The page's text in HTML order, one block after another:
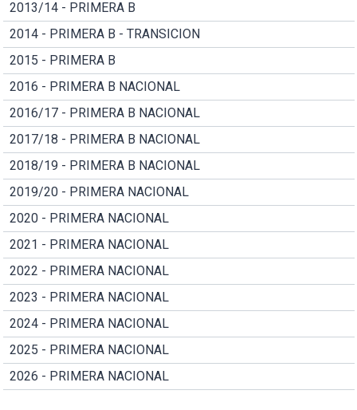
2013/14 - PRIMERA B
2014 - PRIMERA B - TRANSICION
2015 - PRIMERA B
2016 - PRIMERA B NACIONAL
2016/17 - PRIMERA B NACIONAL
2017/18 - PRIMERA B NACIONAL
2018/19 - PRIMERA B NACIONAL
2019/20 - PRIMERA NACIONAL
2020 - PRIMERA NACIONAL
2021 - PRIMERA NACIONAL
2022 - PRIMERA NACIONAL
2023 - PRIMERA NACIONAL
2024 - PRIMERA NACIONAL
2025 - PRIMERA NACIONAL
2026 - PRIMERA NACIONAL